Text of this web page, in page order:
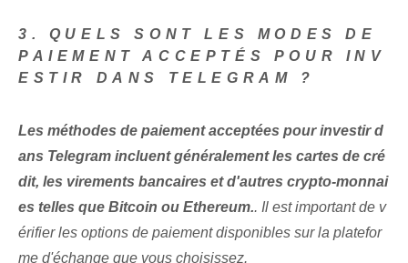
3. QUELS SONT LES MODES DE
PAIEMENT ACCEPTÉS POUR INV
ESTIR DANS TELEGRAM ?
Les méthodes de paiement acceptées pour investir d
ans Telegram incluent généralement les cartes de cré
dit, les virements bancaires et d'autres crypto-monnai
es telles que Bitcoin ou Ethereum.. Il est important de v
érifier les options de paiement disponibles ‌sur la platefor
me d'échange‍ que vous choisissez.